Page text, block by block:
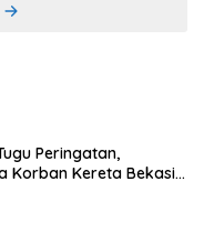
Peringatan,
Korban Kereta Bekasi